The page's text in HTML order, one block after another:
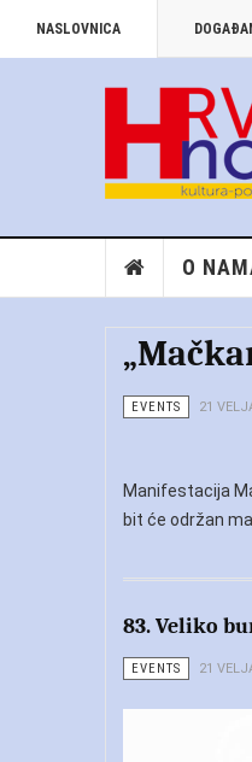
NASLOVNICA
O
EVENTS 21
Manifestacija
bit će održan
83. Veliko
EVENTS 21